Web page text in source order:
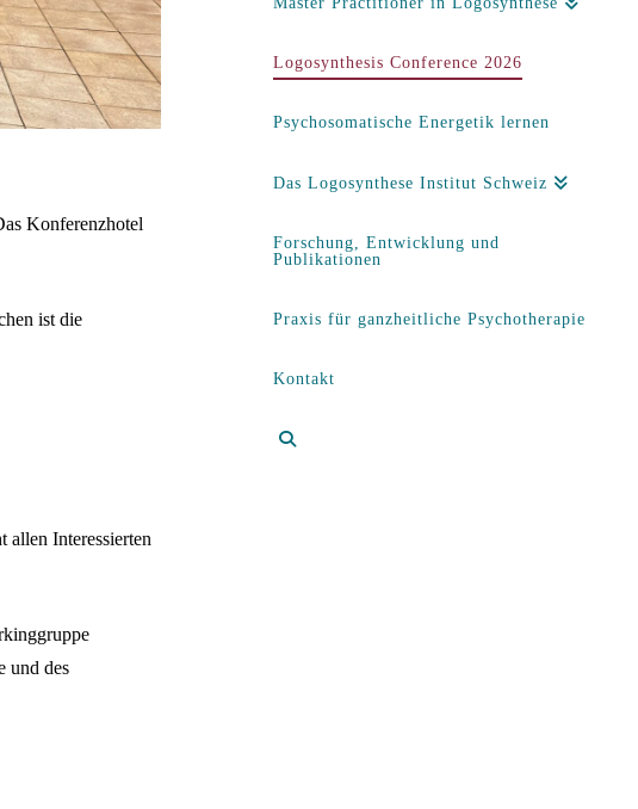
Logosynthesis Conference 2026
Psychosomatische Energetik lernen
Das Logosynthese Institut Schweiz
Forschung, Entwicklung und
Publikationen
Praxis für ganzheitliche Psychotherapie
Kontakt
Konferenzhotel
ist die
allen Interessierten
und des